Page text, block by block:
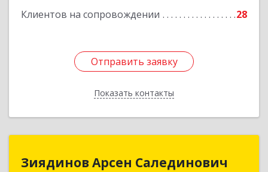
Клиентов на сопровождении 28
Отправить заявку
Показать контакты
Отправить заявку
Назад
Зиядинов Арсен Салединович